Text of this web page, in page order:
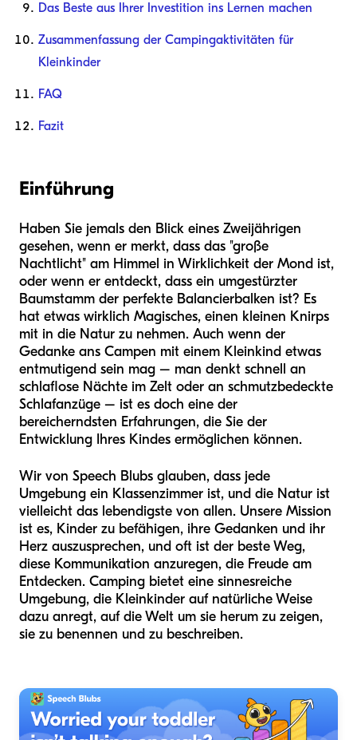
Das Beste aus Ihrer Investition ins Lernen machen
Zusammenfassung der Campingaktivitäten für
Kleinkinder
FAQ
Fazit
Einführung
Haben Sie jemals den Blick eines Zweijährigen
gesehen, wenn er merkt, dass das "große
Nachtlicht" am Himmel in Wirklichkeit der Mond ist,
oder wenn er entdeckt, dass ein umgestürzter
Baumstamm der perfekte Balancierbalken ist? Es
hat etwas wirklich Magisches, einen kleinen Knirps
mit in die Natur zu nehmen. Auch wenn der
Gedanke ans Campen mit einem Kleinkind etwas
entmutigend sein mag – man denkt schnell an
schlaflose Nächte im Zelt oder an schmutzbedeckte
Schlafanzüge – ist es doch eine der
bereicherndsten Erfahrungen, die Sie der
Entwicklung Ihres Kindes ermöglichen können.
Wir von Speech Blubs glauben, dass jede
Umgebung ein Klassenzimmer ist, und die Natur ist
vielleicht das lebendigste von allen. Unsere Mission
ist es, Kinder zu befähigen, ihre Gedanken und ihr
Herz auszusprechen, und oft ist der beste Weg,
diese Kommunikation anzuregen, die Freude am
Entdecken. Camping bietet eine sinnesreiche
Umgebung, die Kleinkinder auf natürliche Weise
dazu anregt, auf die Welt um sie herum zu zeigen,
sie zu benennen und zu beschreiben.